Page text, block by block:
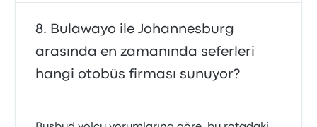
Bulawayo ile Johannesburg
arasında en zamanında seferleri
hangi otobüs firması sunuyor?